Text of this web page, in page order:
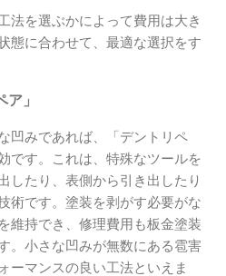
法を選ぶかによって費用は大き
態に合わせて、最適な選択をす
」
凹みであれば、「デントリペ
です。これは、特殊なツールを
したり、表側から引き出したり
術です。塗装を剥がす必要がな
維持でき、修理費用も板金塗装
。小さな凹みが無数にある雹害
ーマンスの良い工法といえま